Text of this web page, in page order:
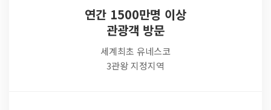
연간 1500만명 이상
관광객 방문
세계최초 유네스코
3관왕 지정지역